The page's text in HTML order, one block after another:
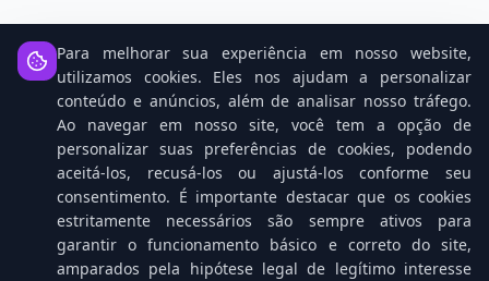
Notícias Relacionadas
Para melhorar sua experiência em nosso website,
utilizamos cookies. Eles nos ajudam a personalizar
conteúdo e anúncios, além de analisar nosso tráfego.
Ao navegar em nosso site, você tem a opção de
personalizar suas preferências de cookies, podendo
aceitá-los, recusá-los ou ajustá-los conforme seu
consentimento. É importante destacar que os cookies
estritamente necessários são sempre ativos para
garantir o funcionamento básico e correto do site,
amparados pela hipótese legal de legítimo interesse